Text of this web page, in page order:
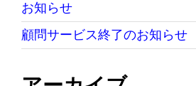
お知らせ
顧問サービス終了のお知らせ